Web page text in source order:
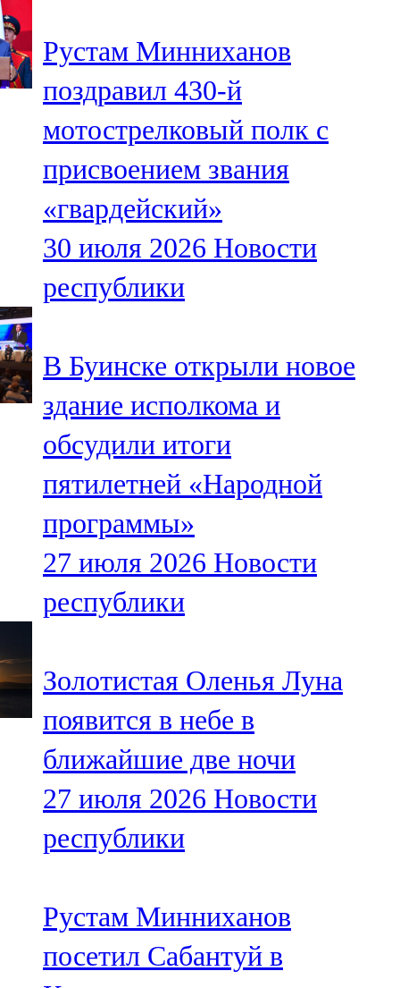
104,7 FM
Олы Әтнә
71,42 FM
Сарман
107,8 FM
Теләче
106,1 FM
102,6 FM
Чирмешән
107,7 FM
Чистай
103,0 FM
Чүпрәле
91,0 FM
102,3 FM
Яңа чишмә
107,0 FM
Яр Чаллы
105,5 FM
Рустам Минниханов
поздравил 430-й
мотострелковый полк с
присвоением звания
«гвардейский»
30 июля 2026 Новости
республики
В Буинске открыли новое
здание исполкома и
обсудили итоги
пятилетней «Народной
программы»
27 июля 2026 Новости
республики
Золотистая Оленья Луна
появится в небе в
ближайшие две ночи
27 июля 2026 Новости
республики
Рустам Минниханов
посетил Сабантуй в